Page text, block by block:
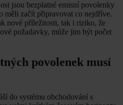
jsou bezplatné emisní povolenky
měli začít připravovat co nejdříve.
nové příležitosti, tak i riziko, že
požadavky, může jim být počet
povolenek musí
do systému obchodování s